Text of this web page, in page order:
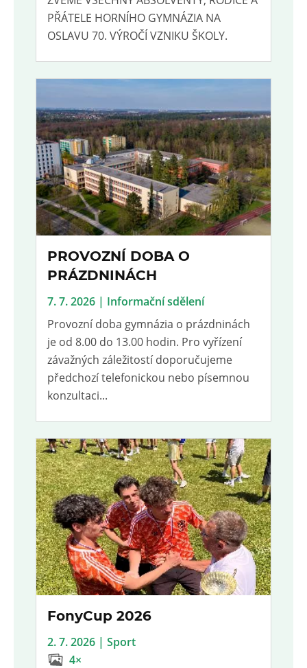
PŘÁTELE HORNÍHO GYMNÁZIA NA
OSLAVU 70. VÝROČÍ VZNIKU ŠKOLY.
PROVOZNÍ DOBA O
PRÁZDNINÁCH
7. 7. 2026 | Informační sdělení
Provozní doba gymnázia o prázdninách
je od 8.00 do 13.00 hodin. Pro vyřízení
závažných záležitostí doporučujeme
předchozí telefonickou nebo písemnou
konzultaci...
FonyCup 2026
2. 7. 2026 | Sport
4×